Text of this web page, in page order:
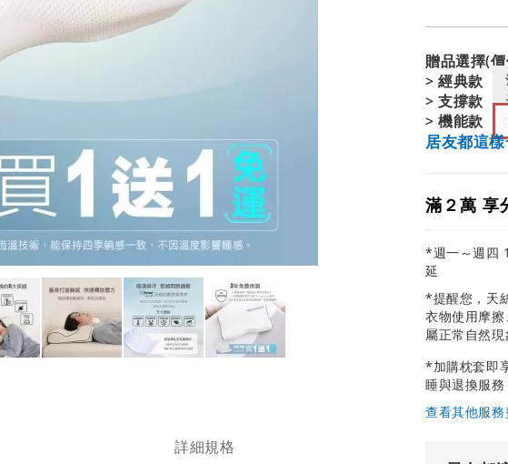
贈品選擇(
> 經典款
> 支撐款
> 機能款
居友都這
滿２萬 享
*週一～週四
延
*提醒您，天
衣物使用摩
屬正常自然現
*加購枕套即
睡與退換服
其他服
詳細規格